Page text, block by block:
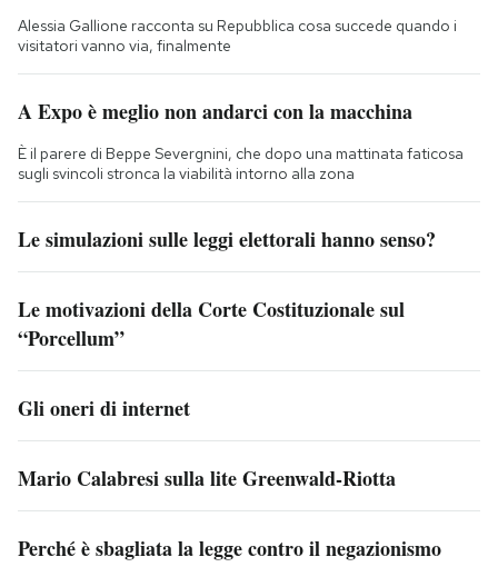
Alessia Gallione racconta su Repubblica cosa succede quando i
visitatori vanno via, finalmente
A Expo è meglio non andarci con la macchina
È il parere di Beppe Severgnini, che dopo una mattinata faticosa
sugli svincoli stronca la viabilità intorno alla zona
Le simulazioni sulle leggi elettorali hanno senso?
Le motivazioni della Corte Costituzionale sul
“Porcellum”
Gli oneri di internet
Mario Calabresi sulla lite Greenwald-Riotta
Perché è sbagliata la legge contro il negazionismo